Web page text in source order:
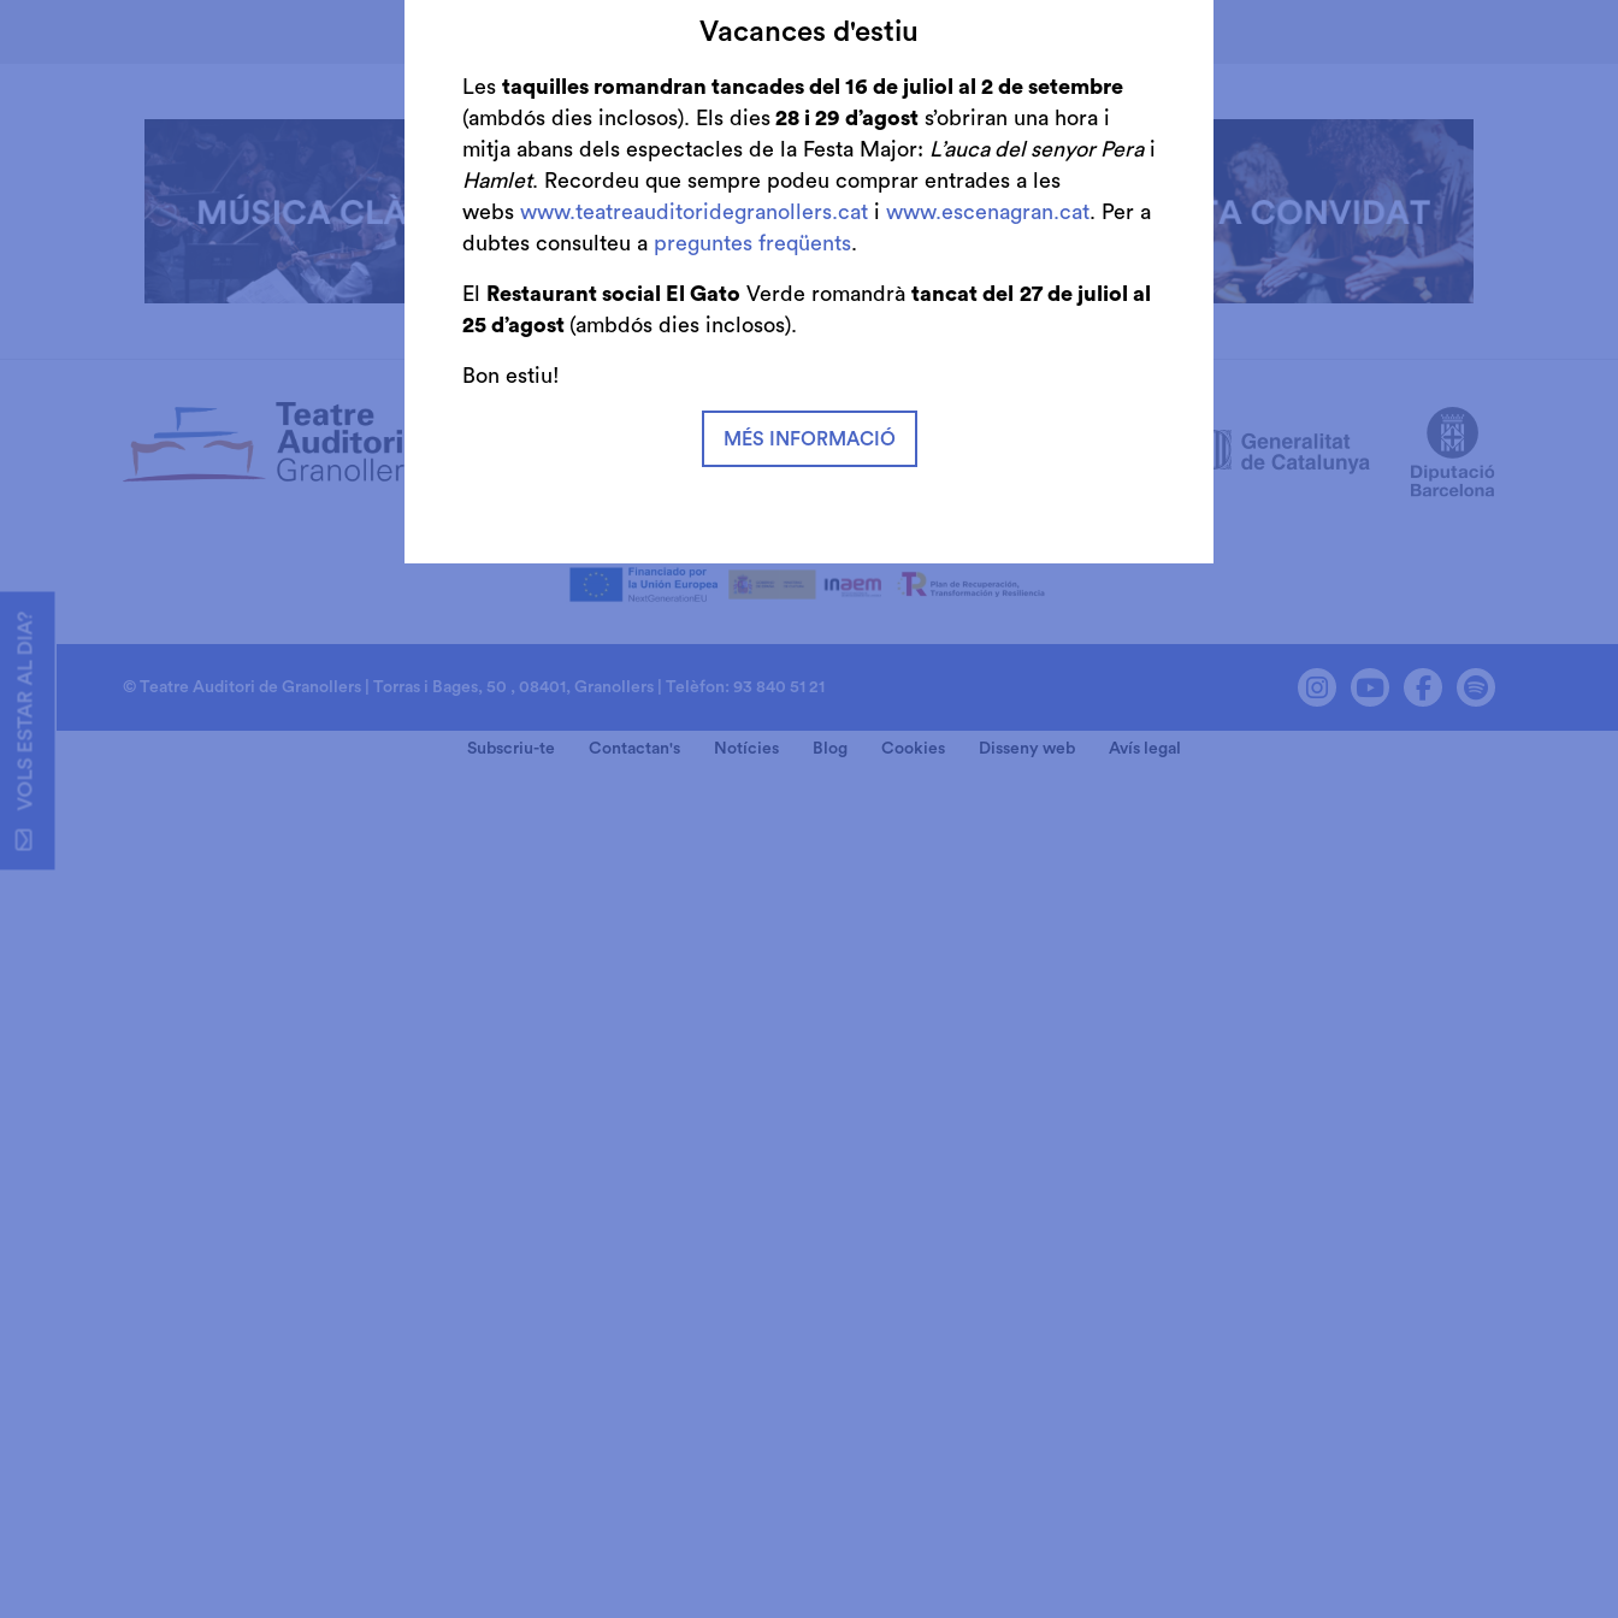
VOLS ESTAR AL DIA?
Club de Patrocini i Mecenatge del Teatre
Auditori de Granollers i de l’Orquestra de
© Teatre Auditori de Granollers | Torras i Bages, 50 , 08401, Granollers | Telèfon: 93 840 51 21 Link a instagram
Link a youtube
Link a facebook
Link a
Subscriu-te Contactan's Notícies Blog Cookies Disseny web Avís legal
Vacances d'estiu
Les taquilles romandran tancades del 16 de juliol al 2 de setembre
(ambdós dies inclosos). Els dies 28 i 29 d’agost s’obriran una hora i
mitja abans dels espectacles de la Festa Major: L’auca del senyor Perai
Hamlet. Recordeu que sempre podeu comprar entrades a les
webs www.teatreauditoridegranollers.cat i www.escenagran.cat. Per a
dubtes consulteu a preguntes freqüents.
El Restaurant social El Gato Verde romandrà tancat del 27 de juliol al
25 d’agost (ambdós dies inclosos).
Bon estiu!
MÉS INFORMACIÓ